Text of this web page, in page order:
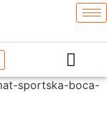
sportska-boca-